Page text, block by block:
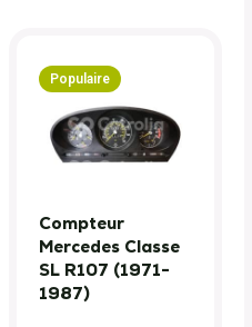
Populaire
Compteur
Mercedes Classe
SL R107 (1971-
1987)